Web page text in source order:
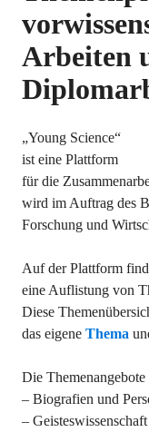
Arbeiten
„Young Science“
ist eine Plattform
für die
wird im Auftrag des
Forschung und
Auf der Plattform
eine Auflistung von
Diese
das eigene Thema
Die
– Biografien und
– Geisteswissenschaft